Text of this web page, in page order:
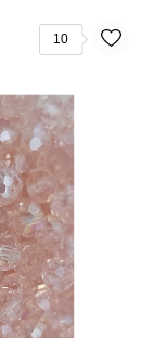
10